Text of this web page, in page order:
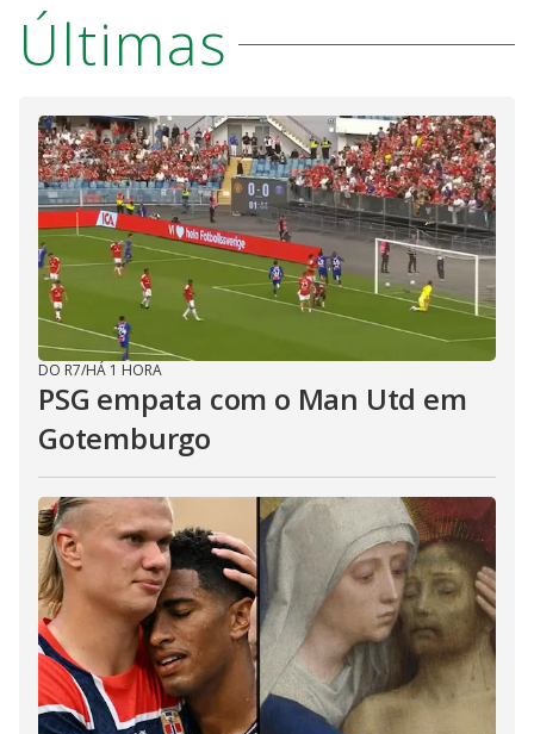
Últimas
DO R7/HÁ 1 HORA
PSG empata com o Man Utd em
Gotemburgo